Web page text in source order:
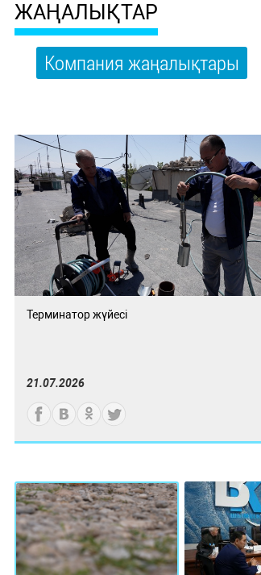
ЖАҢАЛЫҚТАР
Компания жаңалықтары
Терминатор жүйесі
21.07.2026